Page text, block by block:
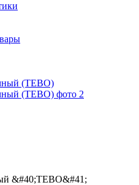
&#40;TEBO&#41;